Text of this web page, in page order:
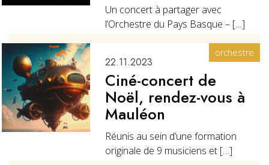
Un concert à partager avec
l’Orchestre du Pays Basque – […]
orchestre
22.11.2023
Ciné-concert de
Noël, rendez-vous à
Mauléon
Réunis au sein d’une formation
originale de 9 musiciens et […]